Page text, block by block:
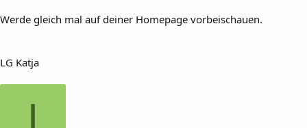
Werde gleich mal auf deiner Homepage vorbeischauen.
LG Katja
I